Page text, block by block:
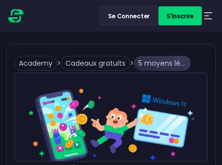
Se Connecter S'inscrire
Academy > Cadeaux gratuits > 5 moyens légitimes d'obtenir Windows 11 gratuitement ou pas cher